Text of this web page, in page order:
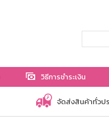
วิธีการชำระเงิน
จัดส่งสินค้าทั่วป